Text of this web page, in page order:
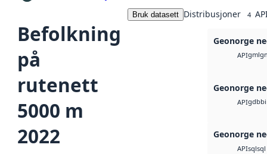
Befolkning
på
rutenett
5000 m
2022
Bruk datasett Distribusjoner 4
Geonorge
APIgml
Geonorge
APIgdb
Geonorge
APIsqlsql